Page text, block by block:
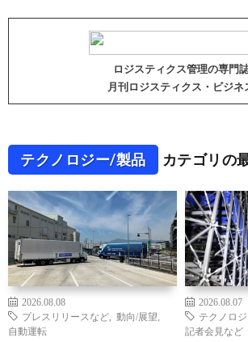
ロジスティクス管理の専門
月刊ロジスティクス・ビジネ
テクノロジー/製品 カテゴリの
2026.08.08
プレスリリースなど
動向/展望
自動運転
2026.08.07
テクノロ
記者会見など